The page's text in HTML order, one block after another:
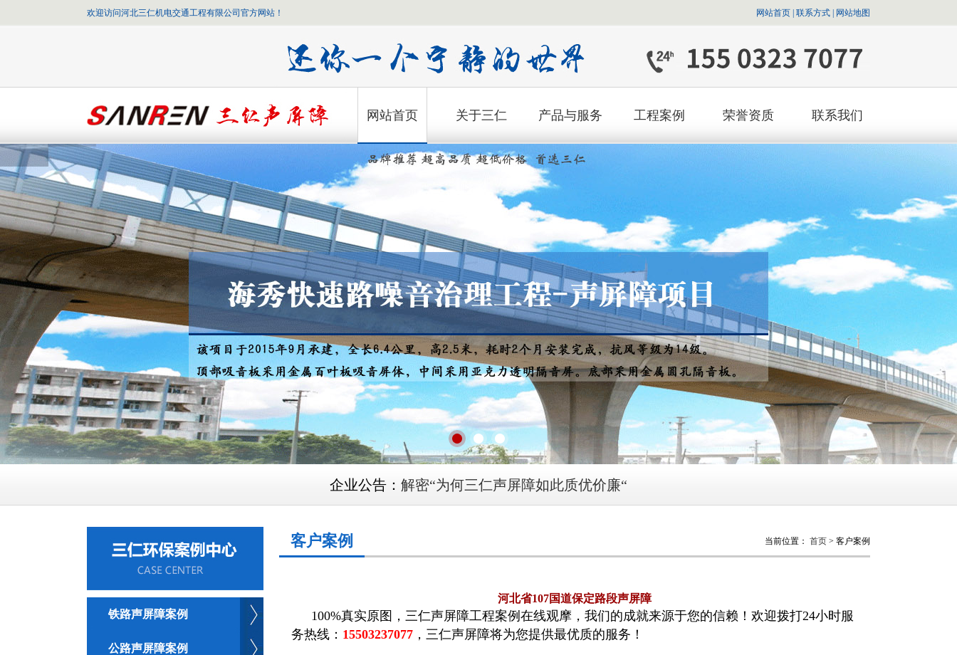
欢迎访问河北三仁机电交通工程有限公司官方网站！ 网站首页 联系方式 网站地图
网站首页 关于三仁 产品与服务 工程案例 荣誉资质 联系我们
企业公告： 解密“为何三仁声屏障如此质优价廉“
企业公告： 解密“为何三仁声屏障如此质优价廉“
铁路声屏障案例
公路声屏障案例
客户案例 当前位置： 首页 > 客户案例
河北省107国道保定路段声屏障
100%真实原图，三仁声屏障工程案例在线观摩，我们的成就来源于您的信赖！欢迎拨打24小时服
务热线： 15503237077，三仁声屏障将为您提供最优质的服务！